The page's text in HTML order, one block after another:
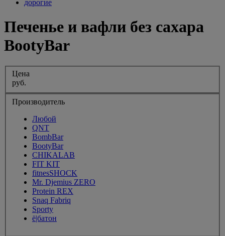
дорогие
Печенье и вафли без сахара
BootyBar
Цена
руб.
Производитель
Любой
QNT
BombBar
BootyBar
CHIKALAB
FIT KIT
fitnesSHOCK
Mr. Djemius ZERO
Protein REX
Snaq Fabriq
Sporty
ё|батон